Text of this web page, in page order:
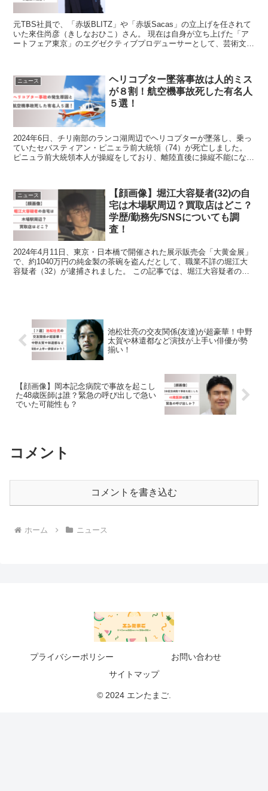
元TBS社員で、「赤坂BLITZ」や「赤坂Sacas」の立上げを任されて
いた來住尚彦（きしなおひこ）さん。 現在は自身が立ち上げた「ア
ートフェア東京」のエグゼクティブプロデューサーとして、芸術文化
ニュース
ヘリコプター墜落事故は人的ミス
が８割！航空機事故死した有名人
５選！
2024年6日、チリ南部のランコ湖周辺でヘリコプターが墜落し、乗っ
ていたセバスティアン・ピニェラ前大統領（74）が死亡しました。
ピニュラ前大統領本人が操縦をしており、離陸直後に操縦不能になり
ニュース
【顔画像】堀江大容疑者(32)の自
宅は木場駅周辺？買取店はどこ？
学歴/勤務先/SNSについても調
査！
2024年4月11日、東京・日本橋で開催された展示販売会「大黄金展」
で、約1040万円の純金製の茶碗を盗んだとして、職業不詳の堀江大
容疑者（32）が逮捕されました。 この記事では、堀江大容疑者の顔
池松壮亮の交友関係(友達)が超豪華！中野
太賀や林遣都など演技が上手い俳優が勢
揃い！
【顔画像】岡本記念病院で事故を起こし
た48歳医師は誰？緊急の呼び出しで急い
でいた可能性も？
コメント
コメントを書き込む
ホーム ニュース
プライバシーポリシー
お問い合わせ
サイトマップ
© 2024 エンたまご.